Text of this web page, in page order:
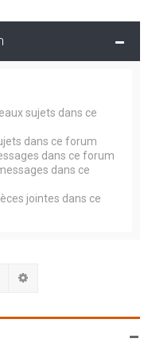
sujets dans ce
dans ce forum
dans ce forum
dans ce
jointes dans ce
Rechercher